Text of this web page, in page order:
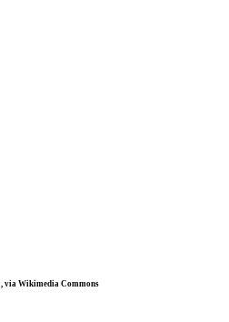
, via Wikimedia Commons